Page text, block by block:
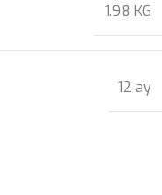
1.98 KG
12 ay